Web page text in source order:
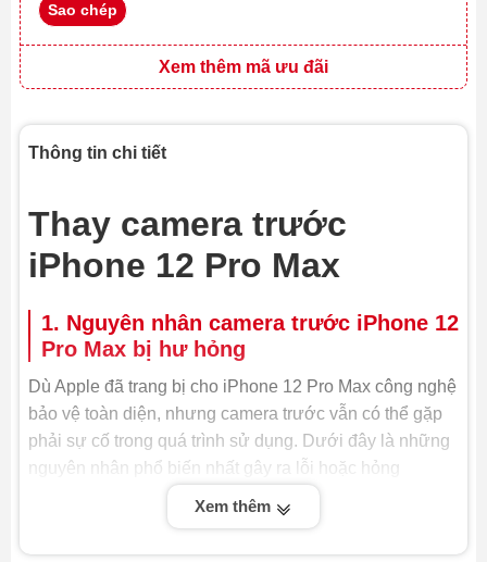
Sao chép
Xem thêm mã ưu đãi
Thông tin chi tiết
Thay camera trước
iPhone 12 Pro Max
1. Nguyên nhân camera trước iPhone 12
Pro Max bị hư hỏng
Dù Apple đã trang bị cho iPhone 12 Pro Max công nghệ
bảo vệ toàn diện, nhưng camera trước vẫn có thể gặp
phải sự cố trong quá trình sử dụng. Dưới đây là những
nguyên nhân phổ biến nhất gây ra lỗi hoặc hỏng
camera trước, buộc bạn phải thay camera trước iPhone
12 Pro Max hoặc sửa chữa:
Xem thêm